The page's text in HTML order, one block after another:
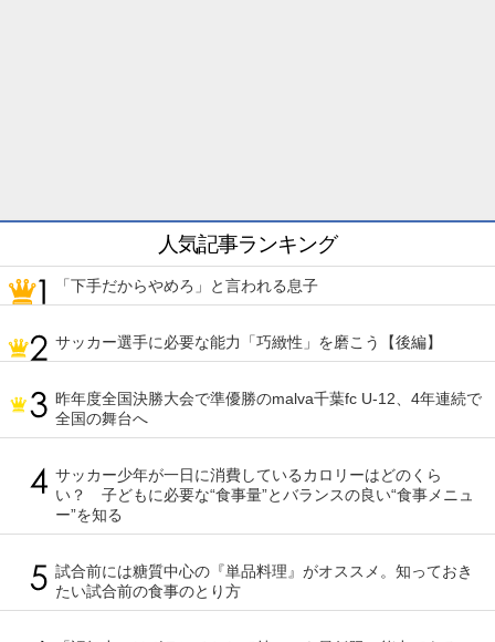
人気記事ランキング
「下手だからやめろ」と言われる息子
サッカー選手に必要な能力「巧緻性」を磨こう【後編】
昨年度全国決勝大会で準優勝のmalva千葉fc U-12、4年連続で
全国の舞台へ
サッカー少年が一日に消費しているカロリーはどのくら
い？ 子どもに必要な“食事量”とバランスの良い“食事メニュ
ー”を知る
試合前には糖質中心の『単品料理』がオススメ。知っておき
たい試合前の食事のとり方